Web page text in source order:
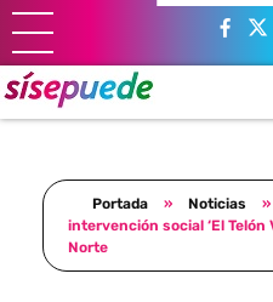
Sí se puede Canarias
Únete al movimiento ecosocialista
Portada » Noticias »
intervención social ‘El Telón
Norte